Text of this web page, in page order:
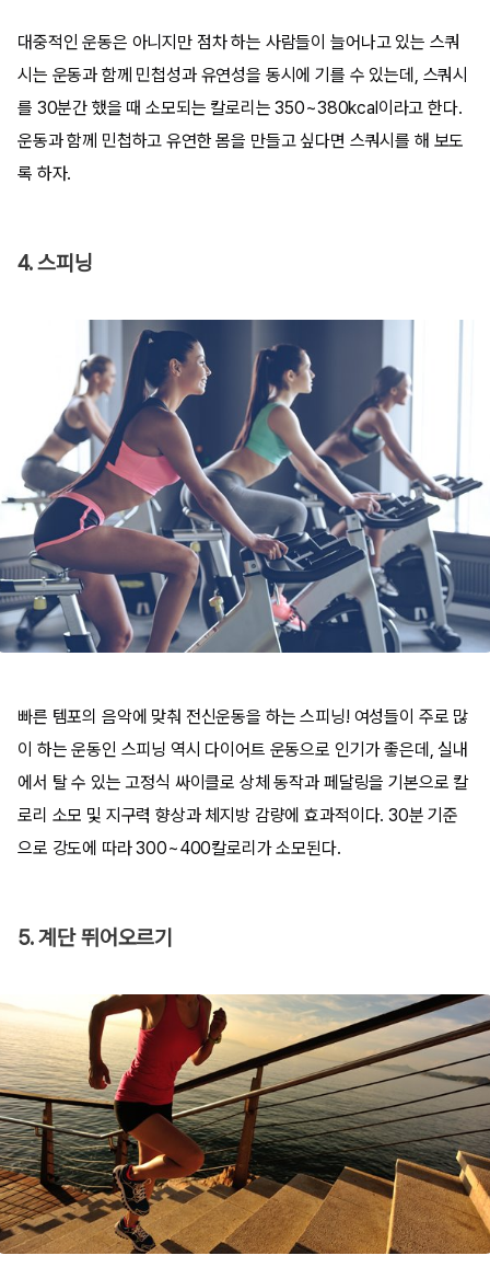
대중적인 운동은 아니지만 점차 하는 사람들이 늘어나고 있는 스쿼
시는 운동과 함께 민첩성과 유연성을 동시에 기를 수 있는데, 스쿼시
를 30분간 했을 때 소모되는 칼로리는 350~380kcal이라고 한다.
운동과 함께 민첩하고 유연한 몸을 만들고 싶다면 스쿼시를 해 보도
록 하자.
4. 스피닝
빠른 템포의 음악에 맞춰 전신운동을 하는 스피닝! 여성들이 주로 많
이 하는 운동인 스피닝 역시 다이어트 운동으로 인기가 좋은데, 실내
에서 탈 수 있는 고정식 싸이클로 상체 동작과 페달링을 기본으로 칼
로리 소모 및 지구력 향상과 체지방 감량에 효과적이다. 30분 기준
으로 강도에 따라 300~400칼로리가 소모된다.
5. 계단 뛰어오르기